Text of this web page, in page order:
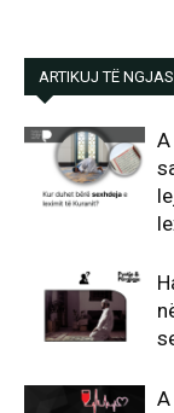
ARTIKUJ TË